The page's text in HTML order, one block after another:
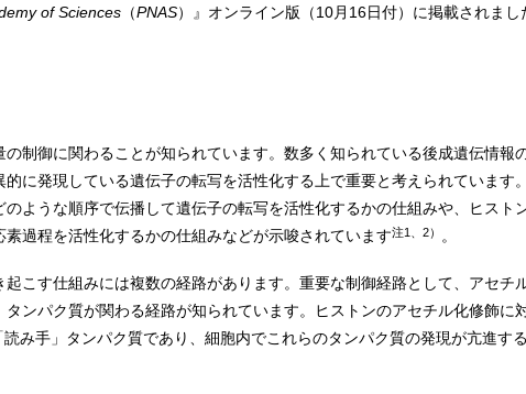
of Sciences （PNAS）』オンライン版（10月16日付）に掲載されまし
制御に関わることが知られています。数多く知られている後成遺伝情報
に発現している遺伝子の転写を活性化する上で重要と考えられています
ような順序で伝播して遺伝子の転写を活性化するかの仕組みや、ヒスト
過程を活性化するかの仕組みなどが示唆されています注1、2） 。
こす仕組みには複数の経路があります。重要な制御経路として、アセチ
ンパク質が関わる経路が知られています。ヒストンのアセチル化修飾に
み手」タンパク質であり、細胞内でこれらのタンパク質の発現が亢進す